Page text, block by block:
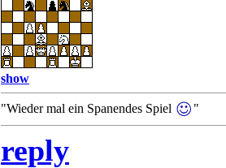
show
"Wieder mal ein Spanendes Spiel "
reply